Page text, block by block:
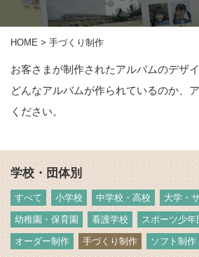
HOME > 手づくり制作
お客さまが制作されたアルバムのデザ
どんなアルバムが作られているのか、
ください。
学校・団体別
すべて 小学校 中学校・高校 大学・
幼稚園・保育園 看護学校 スポーツ少年
オーダー制作 手づくり制作 ソフト制作